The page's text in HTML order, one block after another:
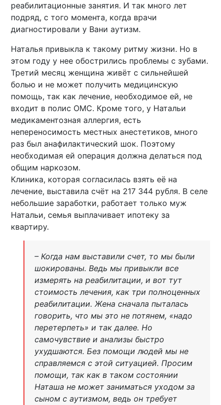
реабилитационные занятия. И так много лет
подряд, с того момента, когда врачи
диагностировали у Вани аутизм.
Наталья привыкла к такому ритму жизни. Но в
этом году у нее обострились проблемы с зубами.
Третий месяц женщина живёт с сильнейшей
болью и не может получить медицинскую
помощь, так как лечение, необходимое ей, не
входит в полис ОМС. Кроме того, у Натальи
медикаментозная аллергия, есть
непереносимость местных анестетиков, много
раз был анафилактический шок. Поэтому
необходимая ей операция должна делаться под
общим наркозом.
Клиника, которая согласилась взять её на
лечение, выставила счёт на 217 344 рубля. В селе
небольшие заработки, работает только муж
Натальи, семья выплачивает ипотеку за
квартиру.
– Когда нам выставили счет, то мы были
шокированы. Ведь мы привыкли все
измерять на реабилитации, и вот тут
стоимость лечения, как три полноценных
реабилитации. Жена сначала пыталась
говорить, что мы это не потянем, «надо
перетерпеть» и так далее. Но
самочувствие и анализы быстро
ухудшаются. Без помощи людей мы не
справляемся с этой ситуацией. Просим
помощи, так как в таком состоянии
Наташа не может заниматься уходом за
сыном с аутизмом, ведь он требует